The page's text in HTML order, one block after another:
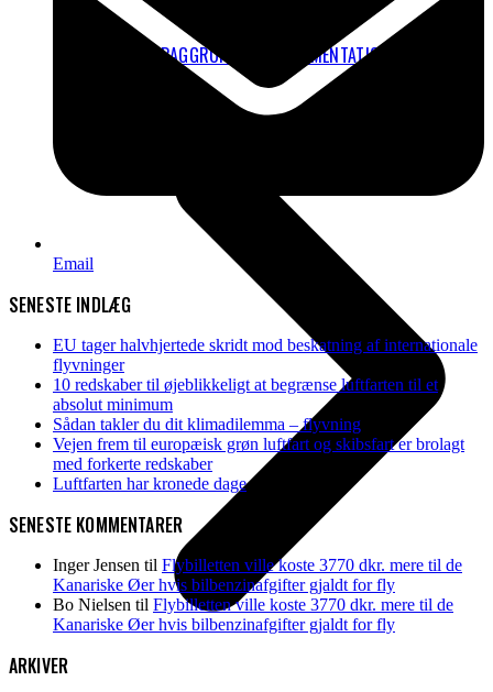
TEKNISK BAGGRUND OG DOKUMENTATION
Email
SENESTE INDLÆG
EU tager halvhjertede skridt mod beskatning af internationale
flyvninger
10 redskaber til øjeblikkeligt at begrænse luftfarten til et
absolut minimum
Sådan takler du dit klimadilemma – flyvning
Vejen frem til europæisk grøn luftfart og skibsfart er brolagt
med forkerte redskaber
Luftfarten har kronede dage
SENESTE KOMMENTARER
Inger Jensen til Flybilletten ville koste 3770 dkr. mere til de
Kanariske Øer hvis bilbenzinafgifter gjaldt for fly
Bo Nielsen til Flybilletten ville koste 3770 dkr. mere til de
Kanariske Øer hvis bilbenzinafgifter gjaldt for fly
ARKIVER